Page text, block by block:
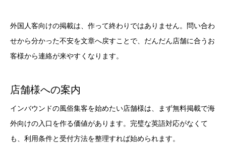
外国人客向けの掲載は、作って終わりではありません。問い合わ
せから分かった不安を文章へ戻すことで、だんだん店舗に合うお
客様から連絡が来やすくなります。
店舗様への案内
インバウンドの風俗集客を始めたい店舗様は、まず無料掲載で海
外向けの入口を作る価値があります。完璧な英語対応がなくて
も、利用条件と受付方法を整理すれば始められます。